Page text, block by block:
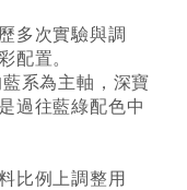
多次實驗與調
配置。
系為主軸，深寶
是過往藍綠配色中
比例上調整用